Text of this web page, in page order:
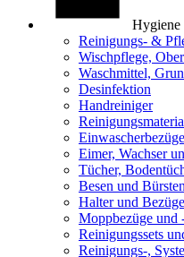
Reinigungs- &
Wischpflege,
Waschmittel,
Desinfektion
Handreiniger
Eimer, Wachser
Tücher,
Besen und Bürsten
Halter und
Moppbezüge und
Reinigungssets
Reinigungs-,